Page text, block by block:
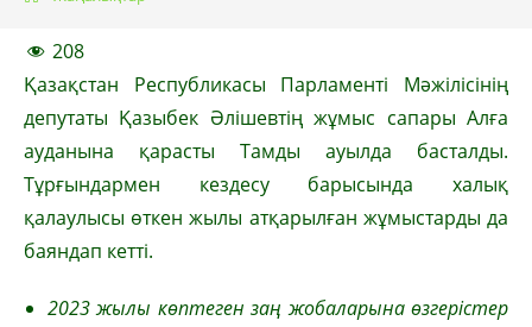
208
Қазақстан Республикасы Парламенті Мәжілісінің
депутаты Қазыбек Әлішевтің жұмыс сапары Алға
ауданына қарасты Тамды ауылда басталды.
Тұрғындармен кездесу барысында халық
қалаулысы өткен жылы атқарылған жұмыстарды да
баяндап кетті.
2023 жылы көптеген заң жобаларына өзгерістер